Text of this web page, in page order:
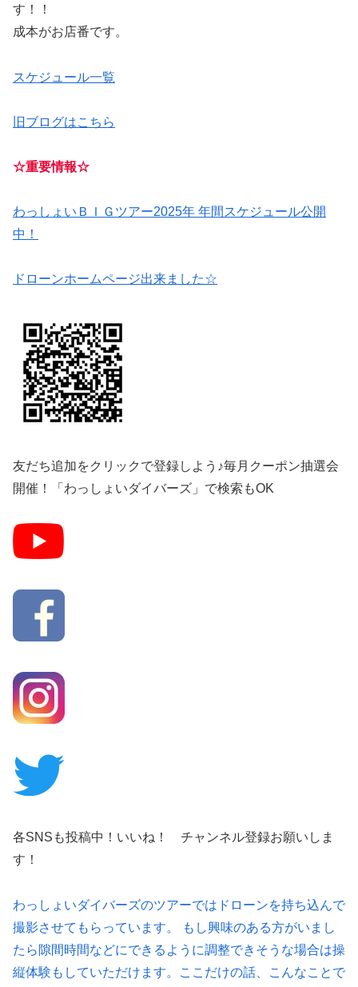
す！！
成本がお店番です。
スケジュール一覧
旧ブログはこちら
☆重要情報☆
わっしょいＢＩＧツアー2025年 年間スケジュール公開
中！
ドローンホームページ出来ました☆
友だち追加をクリックで登録しよう♪毎月クーポン抽選会
開催！「わっしょいダイバーズ」で検索もOK
各SNSも投稿中！いいね！ チャンネル登録お願いしま
す！
わっしょいダイバーズのツアーではドローンを持ち込んで
撮影させてもらっています。 もし興味のある方がいまし
たら隙間時間などにできるように調整できそうな場合は操
縦体験もしていただけます。ここだけの話、こんなことで